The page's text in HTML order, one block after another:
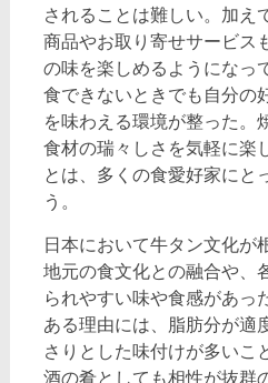
されることは難しい。加え
商品やお取り寄せサービス
の味を楽しめるようになっ
食できないときでも自分の
を味わえる環境が整った。
食材の瑞々しさを気軽に楽
とは、多くの食愛好家にと
う。
日本において牛タン文化が
地元の食文化との融合や、
られやすい味や食感があっ
ある理由には、脂肪分が適
さりとした味付けが多いこ
酒の肴としても相性が抜群